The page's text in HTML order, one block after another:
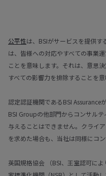
公平性は、BSIがサービスを提供す
は、皆様への対応やすべての事業
ことを意味します。それは、意思
すべての影響力を排除することを意
認定認証機関であるBSI Assurance
BSI Groupの他部門からコンサル
与えることはできません。クライ
を求めた場合も、当社は同様にコ
英国規格協会 （BSI、王室認可に